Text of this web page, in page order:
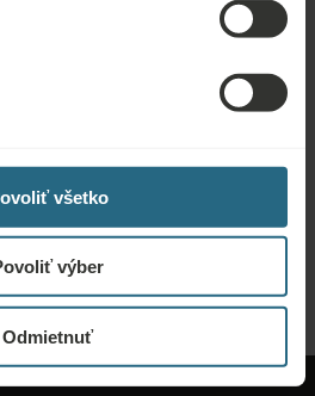
všetko
výber
Odmietnuť
informácie, ktoré ste nenašli na našej
stránke.
POSLAŤ DOPYT